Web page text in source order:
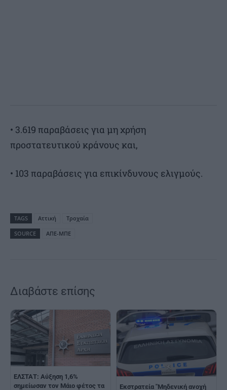
• 3.619 παραβάσεις για μη χρήση
προστατευτικού κράνους και,
• 103 παραβάσεις για επικίνδυνους ελιγμούς.
TAGS Αττική
Τροχαία
SOURCE
ΑΠΕ-ΜΠΕ
Διαβάστε επίσης
ΕΛΣΤΑΤ: Αύξηση 1,6%
σημείωσαν τον Μάιο φέτος τα
Εκστρατεία "Μηδενική ανοχή